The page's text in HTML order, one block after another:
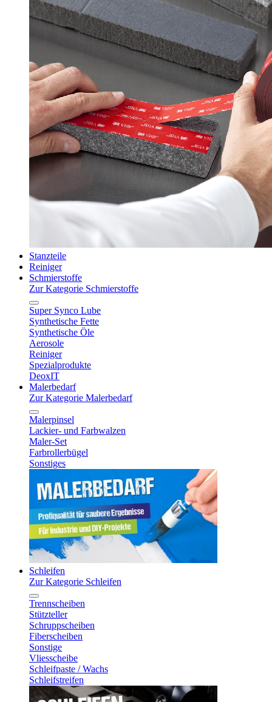
Stanzteile
Reiniger
Schmierstoffe
Zur Kategorie Schmierstoffe
Super Synco Lube
Synthetische Fette
Synthetische Öle
Aerosole
Reiniger
Spezialprodukte
DeoxIT
Malerbedarf
Zur Kategorie Malerbedarf
Malerpinsel
Lackier- und Farbwalzen
Maler-Set
Farbrollerbügel
Sonstiges
Schleifen
Zur Kategorie Schleifen
Trennscheiben
Stützteller
Schruppscheiben
Fiberscheiben
Sonstige
Vliesscheibe
Schleifpaste / Wachs
Schleifstreifen